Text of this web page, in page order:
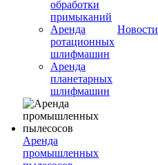
обработки
примыканий
Аренда
ротационных
шлифмашин
Аренда
планетарных
шлифмашин
Аренда
промышленных
Новости